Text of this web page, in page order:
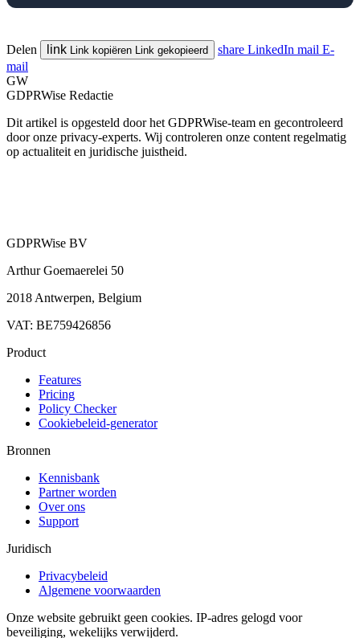
Delen link Link kopiëren Link gekopieerd share LinkedIn mail E-
mail
GW
GDPRWise Redactie
Dit artikel is opgesteld door het GDPRWise-team en gecontroleerd
door onze privacy-experts. Wij controleren onze content regelmatig
op actualiteit en juridische juistheid.
GDPRWise BV
Arthur Goemaerelei 50
2018 Antwerpen, Belgium
VAT: BE759426856
Product
Features
Pricing
Policy Checker
Cookiebeleid-generator
Bronnen
Kennisbank
Partner worden
Over ons
Support
Juridisch
Privacybeleid
Algemene voorwaarden
Onze website gebruikt geen cookies. IP-adres gelogd voor
beveiliging, wekelijks verwijderd.